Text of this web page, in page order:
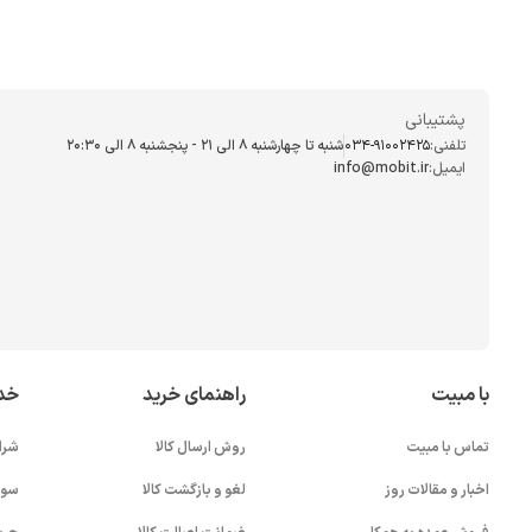
پشتیبانی
تلفنی:034-91002425شنبه تا چهارشنبه ۸ الی ۲۱ - پنجشنبه 8 الی ۲۰:۳۰
ایمیل:info@mobit.ir
با مبیت
تماس با مبیت
اخبار و مقالات روز
راهنمای خرید
روش ارسال کالا
لغو و بازگشت کالا